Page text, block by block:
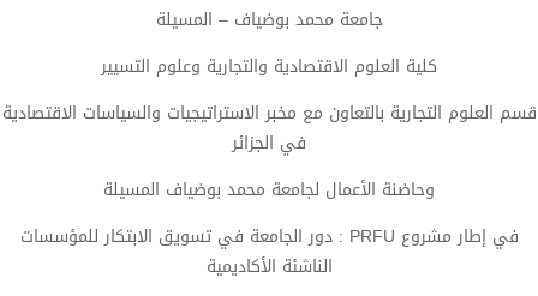
جامعة محمد بوضياف – المسيلة
كلية العلوم الاقتصادية والتجارية وعلوم التسيير
قسم العلوم التجارية بالتعاون مع مخبر الاستراتيجيات والسياسات الاقتصادية
في الجزائر
وحاضنة الأعمال لجامعة محمد بوضياف المسيلة
في إطار مشروع PRFU : دور الجامعة في تسويق الابتكار للمؤسسات
الناشئة الأكاديمية